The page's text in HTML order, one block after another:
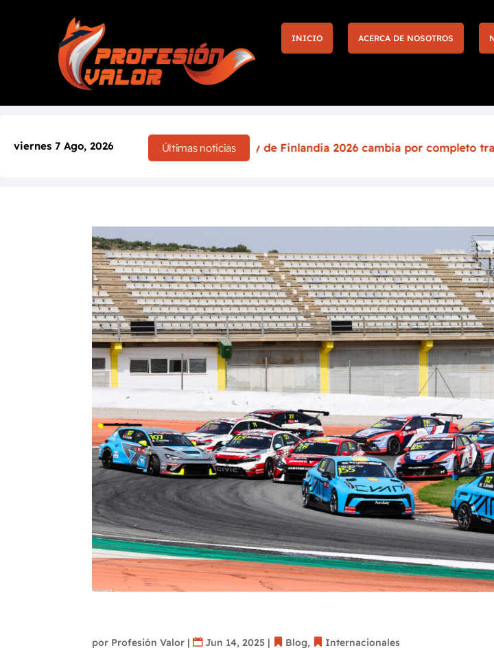
INICIO ACERCA DE NOSOTROS
viernes 7 Ago, 2026 Últimas noticias
victoria en casa: el Rally de Finlandia 2026 cambia por completo tras el accidente de
por Profesión Valor | Jun 14, 2025 | Blog, Internacionales